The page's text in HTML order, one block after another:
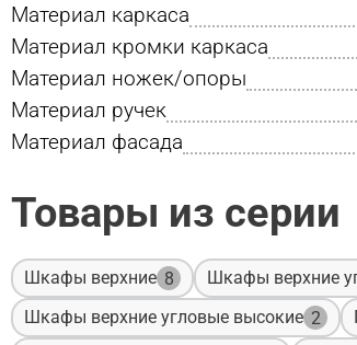
Материал каркаса
Материал кромки каркаса
Материал ножек/опоры
Материал ручек
Материал фасада
Товары из серии
Шкафы верхние 8 Шкафы верхние
Шкафы верхние угловые высокие 2